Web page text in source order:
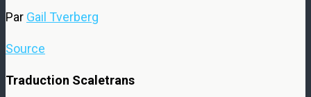
Par Gail Tverberg
Source
Traduction Scaletrans